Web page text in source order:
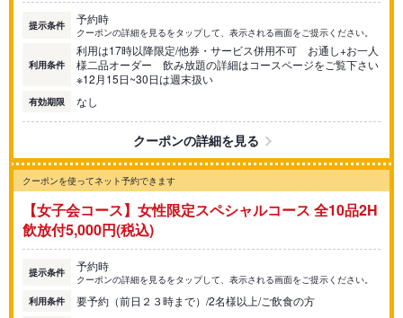
提示条件 予約時
クーポンの詳細を見るをタップして、表示される画面をご提示ください。
利用条件
利用は17時以降限定/他券・サービス併用不可 お通し+お一人
様二品オーダー 飲み放題の詳細はコースページをご覧下さい
※12月15日~30日は週末扱い
有効期限 なし
クーポンの詳細を見る
クーポンを使ってネット予約できます
【女子会コース】女性限定スペシャルコース 全10品2H
飲放付5,000円(税込)
提示条件 予約時
クーポンの詳細を見るをタップして、表示される画面をご提示ください。
利用条件
要予約（前日２３時まで）/2名様以上/ご飲食の方